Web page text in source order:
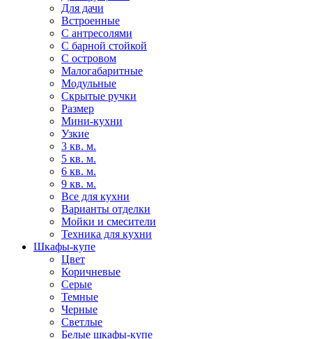
Для дачи
Встроенные
С антресолями
С барной стойкой
С островом
Малогабаритные
Модульные
Скрытые ручки
Размер
Мини-кухни
Узкие
3 кв. м.
5 кв. м.
6 кв. м.
9 кв. м.
Все для кухни
Варианты отделки
Мойки и смесители
Техника для кухни
Шкафы-купе
Цвет
Коричневые
Серые
Темные
Черные
Светлые
Белые шкафы-купе